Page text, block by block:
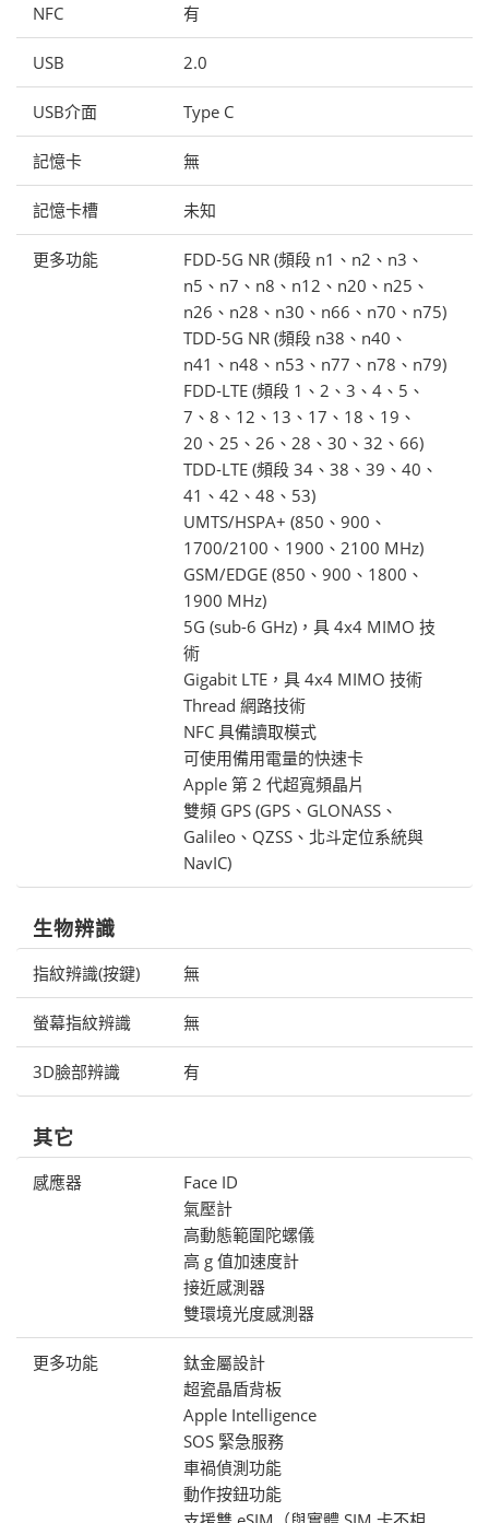
NFC 有
USB 2.0
USB介面 Type C
記憶卡 無
記憶卡槽 未知
更多功能
FDD‑5G NR (頻段 n1、n2、n3、
n5、n7、n8、n12、n20、n25、
n26、n28、n30、n66、n70、n75)
TDD‑5G NR (頻段 n38、n40、
n41、n48、n53、n77、n78、n79)
FDD‑LTE (頻段 1、2、3、4、5、
7、8、12、13、17、18、19、
20、25、26、28、30、32、66)
TDD‑LTE (頻段 34、38、39、40、
41、42、48、53)
UMTS/HSPA+ (850、900、
1700/2100、1900、2100 MHz)
GSM/EDGE (850、900、1800、
1900 MHz)
5G (sub-6 GHz)，具 4x4 MIMO 技
術
Gigabit LTE，具 4x4 MIMO 技術
Thread 網路技術
NFC 具備讀取模式
可使用備用電量的快速卡
Apple 第 2 代超寬頻晶片
雙頻 GPS (GPS、GLONASS、
Galileo、QZSS、北斗定位系統與
NavIC)
生物辨識
指紋辨識(按鍵) 無
螢幕指紋辨識 無
3D臉部辨識 有
其它
感應器
Face ID
氣壓計
高動態範圍陀螺儀
高 g 值加速度計
接近感測器
雙環境光度感測器
更多功能
鈦金屬設計
超瓷晶盾背板
Apple Intelligence
SOS 緊急服務
車禍偵測功能
動作按鈕功能